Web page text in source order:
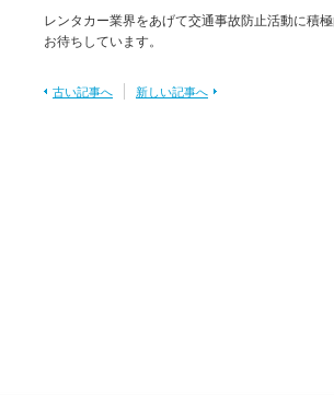
レンタカー業界をあげて交通事故防止活動に積
お待ちしています。
古い記事へ 新しい記事へ